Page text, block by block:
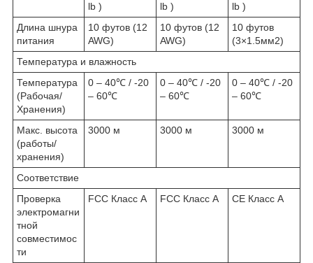
lb )
lb )
lb )
Длина шнура
питания
10 футов (12
AWG)
10 футов (12
AWG)
10 футов
(3×1.5мм2)
Температура и влажность
Температура
(Рабочая/
Хранения)
0 – 40℃ / -20
– 60℃
0 – 40℃ / -20
– 60℃
0 – 40℃ / -20
– 60℃
Макс. высота
(работы/
хранения)
3000 м 3000 м 3000 м
Соответствие
Проверка
электромагни
тной
совместимос
ти
FCC Класс A FCC Класс A CE Класс A